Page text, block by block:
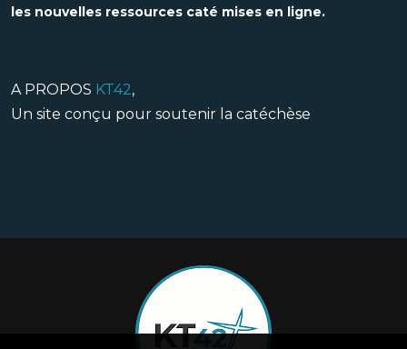
les nouvelles ressources caté mises en ligne.
A PROPOS KT42,
Un site conçu pour soutenir la catéchèse